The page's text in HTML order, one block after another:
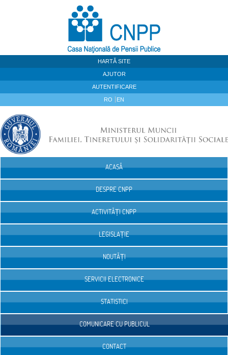
HARTĂ SITE
AJUTOR
AUTENTIFICARE
RO EN
ACASĂ
DESPRE CNPP
ACTIVITĂȚI CNPP
LEGISLAȚIE
NOUTĂȚI
SERVICII ELECTRONICE
STATISTICI
COMUNICARE CU PUBLICUL
CONTACT